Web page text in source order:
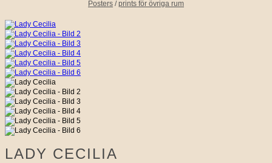
Posters / prints för övriga rum
LADY CECILIA